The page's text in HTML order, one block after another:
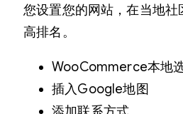
您设置您的网站，在当地
高排名。
WooCommerce本地
插入Google地图